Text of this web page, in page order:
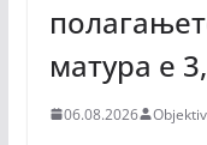
матура е
06.08.2026